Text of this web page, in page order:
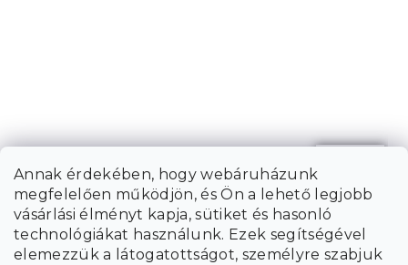
Annak érdekében, hogy webáruházunk
megfelelően működjön, és Ön a lehető legjobb
vásárlási élményt kapja, sütiket és hasonló
technológiákat használunk. Ezek segítségével
elemezzük a látogatottságot, személyre szabjuk
–20 %
KÓKUSZMATRAC COCO MAXI 20 CM 140 X 200 CM